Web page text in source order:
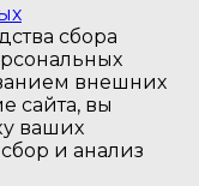
сбора
внешних
сайта, вы
ваших
и анализ